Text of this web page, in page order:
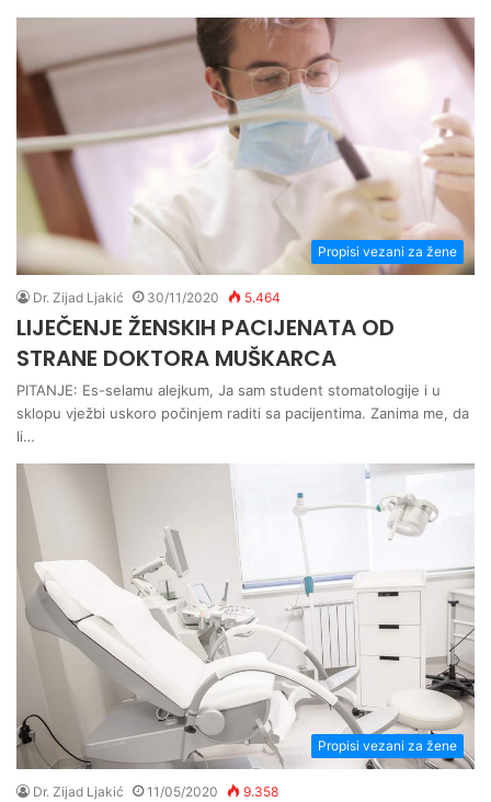
Propisi vezani za žene
Dr. Zijad Ljakić 30/11/2020 5.464
LIJEČENJE ŽENSKIH PACIJENATA OD
STRANE DOKTORA MUŠKARCA
PITANJE: Es-selamu alejkum, Ja sam student stomatologije i u
sklopu vježbi uskoro počinjem raditi sa pacijentima. Zanima me, da
li…
Propisi vezani za žene
Dr. Zijad Ljakić 11/05/2020 9.358